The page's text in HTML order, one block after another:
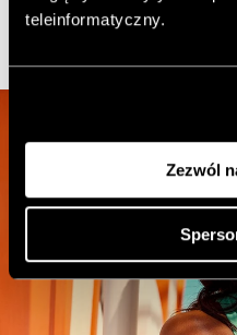
teleinformatyczny.
Zezwól